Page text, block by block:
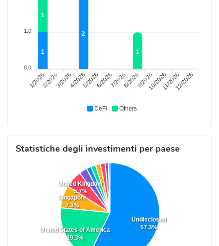
DeFi Others
1/20262/20263/20264/20265/20266/20267/20268/20269/202610/202611/202612/2026
1
2
1
1
1.0
0.0
Statistiche degli investimenti per paese
Undisclosed
57.3%
United States of America
19.3%
Singapore
7.3%
United Kingdom
5.7%